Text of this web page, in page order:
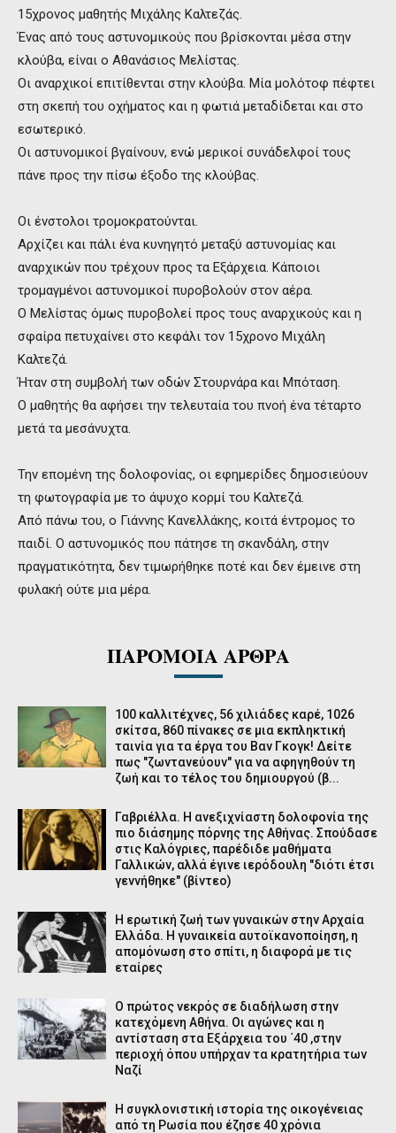
15χρονος μαθητής Μιχάλης Καλτεζάς.
Ένας από τους αστυνομικούς που βρίσκονται μέσα στην
κλούβα, είναι ο Αθανάσιος Μελίστας.
Οι αναρχικοί επιτίθενται στην κλούβα. Μία μολότοφ πέφτει
στη σκεπή του οχήματος και η φωτιά μεταδίδεται και στο
εσωτερικό.
Οι αστυνομικοί βγαίνουν, ενώ μερικοί συνάδελφοί τους
πάνε προς την πίσω έξοδο της κλούβας.
Οι ένστολοι τρομοκρατούνται.
Αρχίζει και πάλι ένα κυνηγητό μεταξύ αστυνομίας και
αναρχικών που τρέχουν προς τα Εξάρχεια. Κάποιοι
τρομαγμένοι αστυνομικοί πυροβολούν στον αέρα.
Ο Μελίστας όμως πυροβολεί προς τους αναρχικούς και η
σφαίρα πετυχαίνει στο κεφάλι τον 15χρονο Μιχάλη
Καλτεζά.
Ήταν στη συμβολή των οδών Στουρνάρα και Μπόταση.
Ο μαθητής θα αφήσει την τελευταία του πνοή ένα τέταρτο
μετά τα μεσάνυχτα.
Την επομένη της δολοφονίας, οι εφημερίδες δημοσιεύουν
τη φωτογραφία με το άψυχο κορμί του Καλτεζά.
Από πάνω του, ο Γιάννης Κανελλάκης, κοιτά έντρομος το
παιδί. Ο αστυνομικός που πάτησε τη σκανδάλη, στην
πραγματικότητα, δεν τιμωρήθηκε ποτέ και δεν έμεινε στη
φυλακή ούτε μια μέρα.
ΠΑΡΟΜΟΙΑ ΑΡΘΡΑ
100 καλλιτέχνες, 56 χιλιάδες καρέ, 1026
σκίτσα, 860 πίνακες σε μια εκπληκτική
ταινία για τα έργα του Βαν Γκογκ! Δείτε
πως "ζωντανεύουν" για να αφηγηθούν τη
ζωή και το τέλος του δημιουργού (β...
Γαβριέλλα. Η ανεξιχνίαστη δολοφονία της
πιο διάσημης πόρνης της Αθήνας. Σπούδασε
στις Καλόγριες, παρέδιδε μαθήματα
Γαλλικών, αλλά έγινε ιερόδουλη "διότι έτσι
γεννήθηκε" (βίντεο)
H ερωτική ζωή των γυναικών στην Αρχαία
Ελλάδα. Η γυναικεία αυτοϊκανοποίηση, η
απομόνωση στο σπίτι, η διαφορά με τις
εταίρες
Ο πρώτος νεκρός σε διαδήλωση στην
κατεχόμενη Αθήνα. Οι αγώνες και η
αντίσταση στα Εξάρχεια του ΄40 ,στην
περιοχή όπου υπήρχαν τα κρατητήρια των
Ναζί
Η συγκλονιστική ιστορία της οικογένειας
από τη Ρωσία που έζησε 40 χρόνια